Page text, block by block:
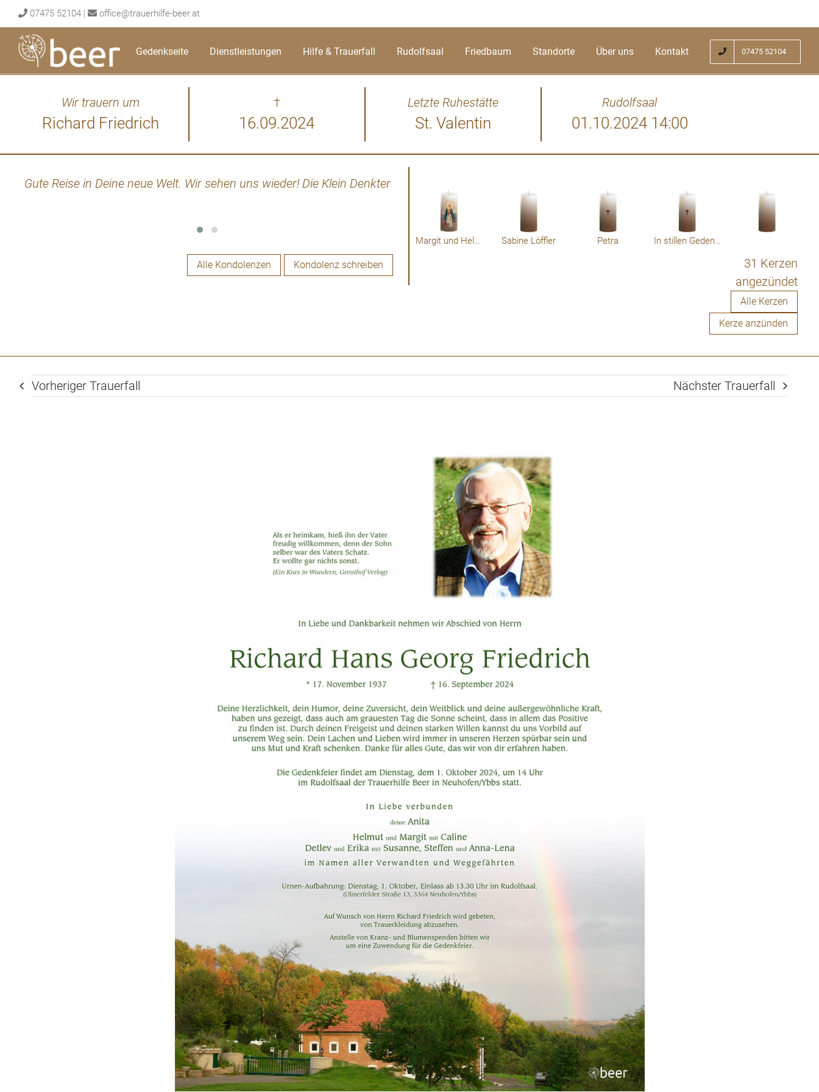
to
content
07475 52104 | office@trauerhilfe-beer.at
Gedenkseite Dienstleistungen Hilfe & Trauerfall Rudolfsaal Friedbaum Standorte Über uns Kontakt 07475 52104
Wir trauern um
Richard Friedrich
†
16.09.2024
Letzte Ruhestätte
St. Valentin
Rudolfsaal
01.10.2024 14:00
Gute Reise in Deine neue Welt. Wir sehen uns wieder! Die Klein Denkter
mich durch seine unermüdliche Energie und seine Leidenschaft für
neue Projekte tief beeindruckt hat. Sein Lebensweg war geprägt von
Neugierde und Abenteuerlust. Ich denke an die vielen Geschichten
seiner Reisen, als er die Welt erkundete und in verschiedenen Ländern
lebte – immer auf der Suche nach neuen Erfahrungen. Auch im hohen
Herausforderungen zu stellen. In meinen Gedanken stelle ich mir vor,
unerschrocken und abenteuerlich wie damals, als er die Welt
erkundete. Möge er auf dieser Reise den Frieden finden, den er verdient
Alle Kondolenzen Kondolenz schreiben
Margit und Helmut Friedrich Sabine Löffler Petra In stillen Gedenken letzte Grüße
31 Kerzen
angezündet
Alle Kerzen
Kerze anzünden
Vorheriger Trauerfall Nächster Trauerfall